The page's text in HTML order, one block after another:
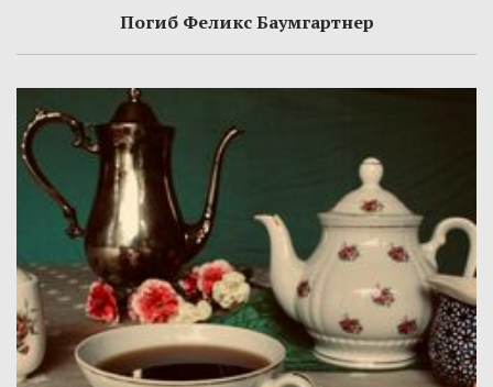
Погиб Феликс Баумгартнер